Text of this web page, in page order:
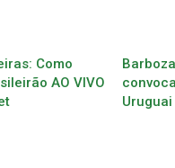
Como
AO VIVO
Uruguai